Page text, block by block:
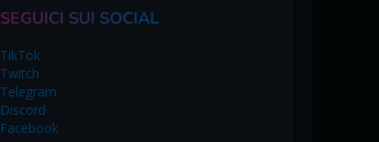
SEGUICI SUI SOCIAL
TikTok
Twitch
Telegram
Discord
Facebook